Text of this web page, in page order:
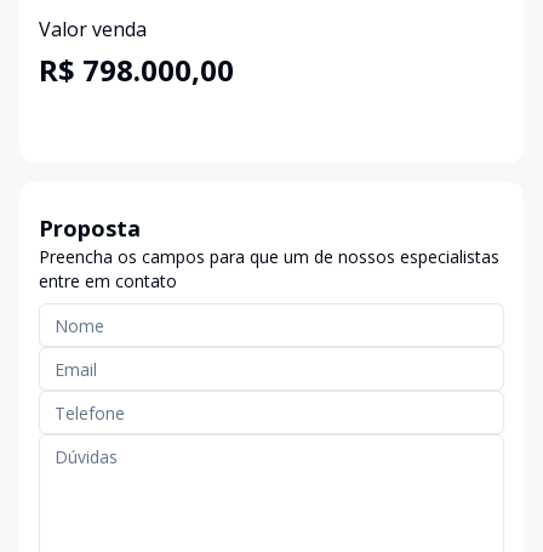
Valor venda
R$ 798.000,00
Proposta
Preencha os campos para que um de nossos especialistas
entre em contato